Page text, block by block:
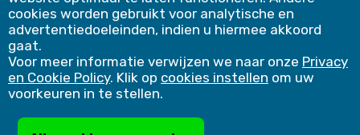
Ons aanbod
Werkwijze
Simulatie
Voordelen
Veelgestelde vragen
Contact
Klantervaringen
Blog
Bedrijfsoplossingen
Copyright 2026 |Cookies instellen|Privacy & Cookie Policy|
Algemene voorwaarden|Niet-toegelaten producten
Verzekeringsattest
cookies worden gebruikt voor analytische en
advertentiedoeleinden, indien u hiermee akkoord
gaat.
Voor meer informatie verwijzen we naar onze Privacy
en Cookie Policy. Klik op cookies instellen om uw
voorkeuren in te stellen.